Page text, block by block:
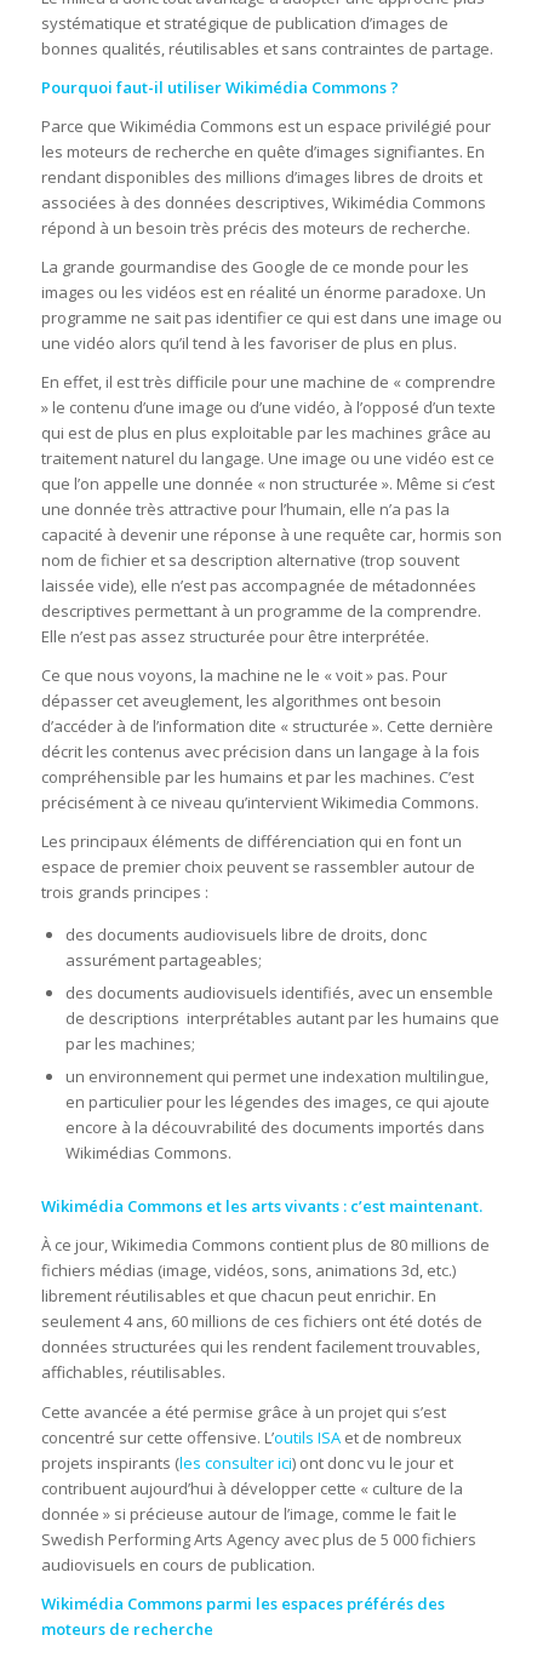
systématique et stratégique de publication d’images de
bonnes qualités, réutilisables et sans contraintes de partage.
Pourquoi faut-il utiliser Wikimédia Commons ?
Parce que Wikimédia Commons est un espace privilégié pour
les moteurs de recherche en quête d’images signifiantes. En
rendant disponibles des millions d’images libres de droits et
associées à des données descriptives, Wikimédia Commons
répond à un besoin très précis des moteurs de recherche.
La grande gourmandise des Google de ce monde pour les
images ou les vidéos est en réalité un énorme paradoxe. Un
programme ne sait pas identifier ce qui est dans une image ou
une vidéo alors qu’il tend à les favoriser de plus en plus.
En effet, il est très difficile pour une machine de « comprendre
» le contenu d’une image ou d’une vidéo, à l’opposé d’un texte
qui est de plus en plus exploitable par les machines grâce au
traitement naturel du langage. Une image ou une vidéo est ce
que l’on appelle une donnée « non structurée ». Même si c’est
une donnée très attractive pour l’humain, elle n’a pas la
capacité à devenir une réponse à une requête car, hormis son
nom de fichier et sa description alternative (trop souvent
laissée vide), elle n’est pas accompagnée de métadonnées
descriptives permettant à un programme de la comprendre.
Elle n’est pas assez structurée pour être interprétée.
Ce que nous voyons, la machine ne le « voit » pas. Pour
dépasser cet aveuglement, les algorithmes ont besoin
d’accéder à de l’information dite « structurée ». Cette dernière
décrit les contenus avec précision dans un langage à la fois
compréhensible par les humains et par les machines. C’est
précisément à ce niveau qu’intervient Wikimedia Commons.
Les principaux éléments de différenciation qui en font un
espace de premier choix peuvent se rassembler autour de
trois grands principes :
des documents audiovisuels libre de droits, donc
assurément partageables;
des documents audiovisuels identifiés, avec un ensemble
de descriptions interprétables autant par les humains que
par les machines;
un environnement qui permet une indexation multilingue,
en particulier pour les légendes des images, ce qui ajoute
encore à la découvrabilité des documents importés dans
Wikimédias Commons.
Wikimédia Commons et les arts vivants : c’est maintenant.
À ce jour, Wikimedia Commons contient plus de 80 millions de
fichiers médias (image, vidéos, sons, animations 3d, etc.)
librement réutilisables et que chacun peut enrichir. En
seulement 4 ans, 60 millions de ces fichiers ont été dotés de
données structurées qui les rendent facilement trouvables,
affichables, réutilisables.
Cette avancée a été permise grâce à un projet qui s’est
concentré sur cette offensive. L’outils ISAet de nombreux
projets inspirants (les consulter ici) ont donc vu le jour et
contribuent aujourd’hui à développer cette « culture de la
donnée » si précieuse autour de l’image, comme le fait le
Swedish Performing Arts Agency avec plus de 5 000 fichiers
audiovisuels en cours de publication.
Wikimédia Commons parmi les espaces préférés des
moteurs de recherche